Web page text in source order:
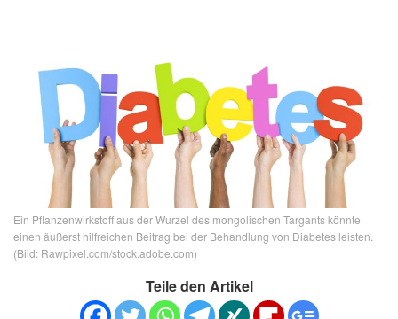
Ein Pflanzenwirkstoff aus der Wurzel des mongolischen Targants könnte
einen äußerst hilfreichen Beitrag bei der Behandlung von Diabetes leisten.
(Bild: Rawpixel.com/stock.adobe.com)
Teile den Artikel